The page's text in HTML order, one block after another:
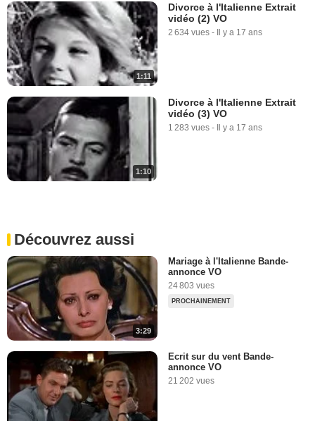
1:11
Divorce à l'Italienne Extrait
vidéo (2) VO
2 634 vues - Il y a 17 ans
1:10
Divorce à l'Italienne Extrait
vidéo (3) VO
1 283 vues - Il y a 17 ans
Découvrez aussi
3:29
Mariage à l'Italienne Bande-
annonce VO
24 803 vues
PROCHAINEMENT
Ecrit sur du vent Bande-
annonce VO
21 202 vues